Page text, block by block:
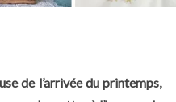
de l’arrivée du printemps,